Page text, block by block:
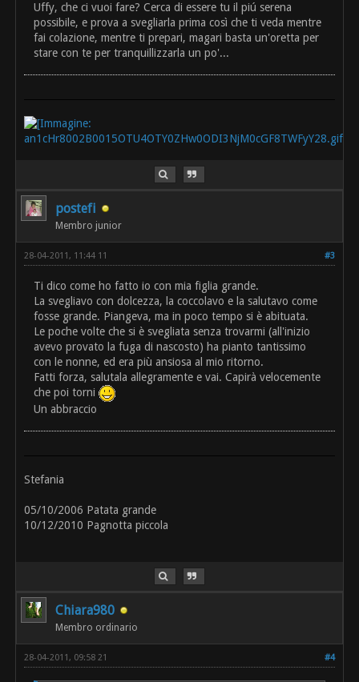
Uffy, che ci vuoi fare? Cerca di essere tu il piú serena
possibile, e prova a svegliarla prima così che ti veda mentre
fai colazione, mentre ti prepari, magari basta un'oretta per
stare con te per tranquillizzarla un po'...
postefi
Membro junior
#3
28-04-2011, 11:44 11
Ti dico come ho fatto io con mia figlia grande.
La svegliavo con dolcezza, la coccolavo e la salutavo come
fosse grande. Piangeva, ma in poco tempo si è abituata.
Le poche volte che si è svegliata senza trovarmi (all'inizio
avevo provato la fuga di nascosto) ha pianto tantissimo
con le nonne, ed era più ansiosa al mio ritorno.
Fatti forza, salutala allegramente e vai. Capirà velocemente
che poi torni
Un abbraccio
Stefania
05/10/2006 Patata grande
10/12/2010 Pagnotta piccola
Chiara980
Membro ordinario
#4
28-04-2011, 09:58 21